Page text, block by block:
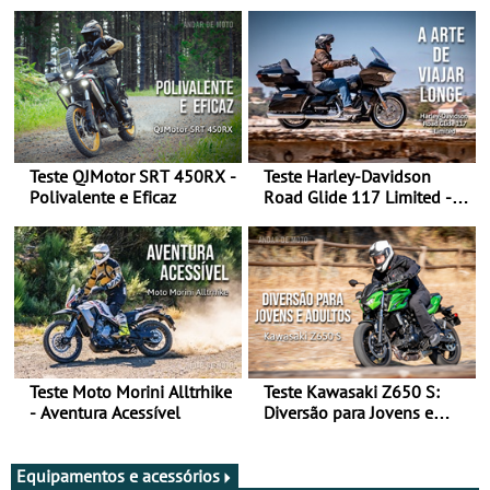
experience in Morocco
Teste QJMotor SRT 450RX -
Polivalente e Eficaz
Teste Harley-Davidson
Road Glide 117 Limited - A
Teste Moto Morini Alltrhike
- Aventura Acessível
Teste Kawasaki Z650 S:
Diversão para Jovens e
Equipamentos e acessórios